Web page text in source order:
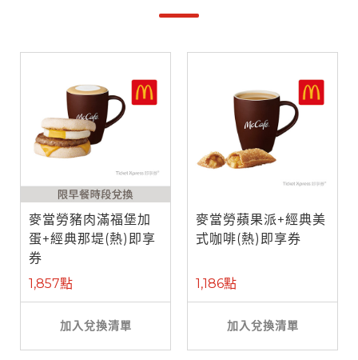
麥當勞豬肉滿福堡加
蛋+經典那堤(熱)即享
券
1,857點
加入兌換清單
麥當勞蘋果派+經典美
式咖啡(熱)即享券
1,186點
加入兌換清單